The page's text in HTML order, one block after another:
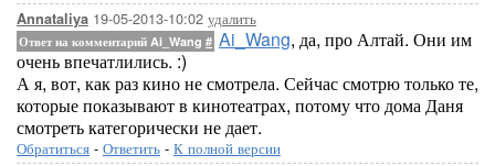
Annataliya 19-05-2013-10:02 удалить
Ответ на комментарий Ai_Wang # Ai_Wang, да, про Алтай. Они им
очень впечатлились. :)
А я, вот, как раз кино не смотрела. Сейчас смотрю только те,
которые показывают в кинотеатрах, потому что дома Даня
смотреть категорически не дает.
Обратиться - Ответить - К полной версии